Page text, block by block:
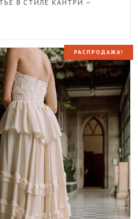
В СТИЛЕ КАНТРИ –
РАСПРОДАЖА!